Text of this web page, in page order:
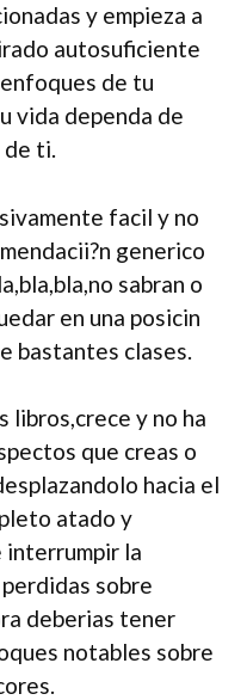
y empieza a
autosuficiente
de tu
vida dependa de
ti.
facil y no
generico
sabran o
en una posicin
bastantes clases.
libros,crece y no ha
que creas o
hacia el
atado y
interrumpir la
sobre
deberias tener
notables sobre